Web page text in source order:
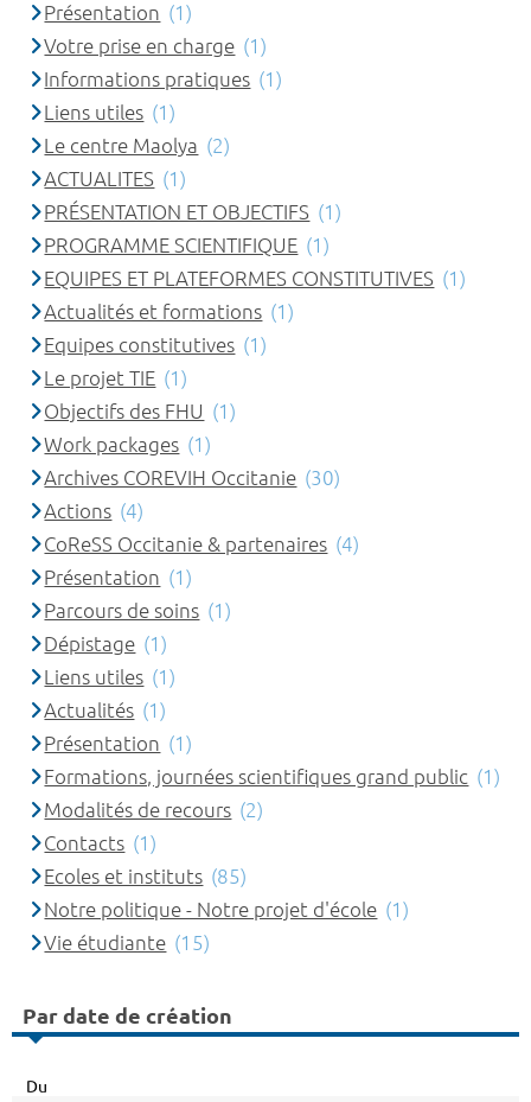
Présentation (1)
Votre prise en charge (1)
Informations pratiques (1)
Liens utiles (1)
Le centre Maolya (2)
ACTUALITES (1)
PRÉSENTATION ET OBJECTIFS (1)
PROGRAMME SCIENTIFIQUE (1)
EQUIPES ET PLATEFORMES CONSTITUTIVES (1)
Actualités et formations (1)
Equipes constitutives (1)
Le projet TIE (1)
Objectifs des FHU (1)
Work packages (1)
Archives COREVIH Occitanie (30)
Actions (4)
CoReSS Occitanie & partenaires (4)
Présentation (1)
Parcours de soins (1)
Dépistage (1)
Liens utiles (1)
Actualités (1)
Présentation (1)
Formations, journées scientifiques grand public (1)
Modalités de recours (2)
Contacts (1)
Ecoles et instituts (85)
Notre politique - Notre projet d'école (1)
Vie étudiante (15)
Par date de création
Du